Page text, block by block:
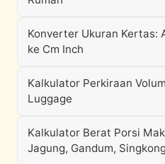
Konverter Ukuran Kertas:
ke Cm Inch
Kalkulator Perkiraan
Luggage
Kalkulator Berat Porsi
Jagung, Gandum,